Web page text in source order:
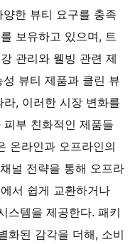
한 뷰티 요구를 충족
보유하고 있으며, 트
관리와 웰빙 관련 제
뷰티 제품과 클린 뷰
, 이러한 시장 변화를
부 친화적인 제품들
온라인과 오프라인의
널 전략을 통해 오프라
서 쉽게 교환하거나
스템을 제공한다. 패키
화된 감각을 더해, 소비